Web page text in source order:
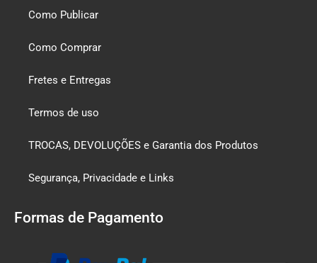
Como Publicar
Como Comprar
Fretes e Entregas
Termos de uso
TROCAS, DEVOLUÇÕES e Garantia dos Produtos
Segurança, Privacidade e Links
Formas de Pagamento